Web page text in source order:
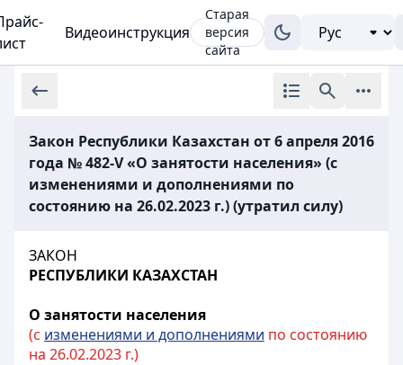
Видеоинструкция
Старая
версия
сайта
Закон Республики Казахстан от 6 апреля 2016
года № 482-V «О занятости населения» (с
изменениями и дополнениями по
состоянию на 26.02.2023 г.) (утратил силу)
ЗАКОН
РЕСПУБЛИКИ КАЗАХСТАН
О занятости населения
(с изменениями и дополнениями по состоянию
на 26.02.2023 г.)